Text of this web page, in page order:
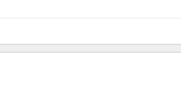
Jennifer Lawrence, Nicholas Hoult,
Ashley Edward Miller, Zack
на латышском и русском